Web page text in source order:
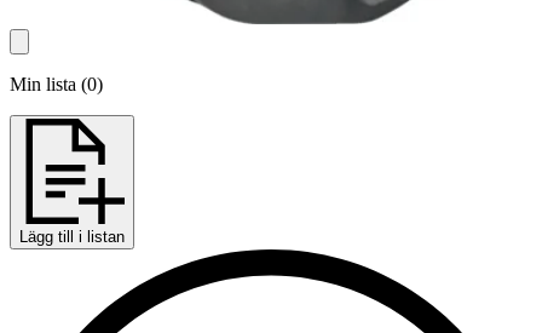
Min lista (0)
Lägg till i listan